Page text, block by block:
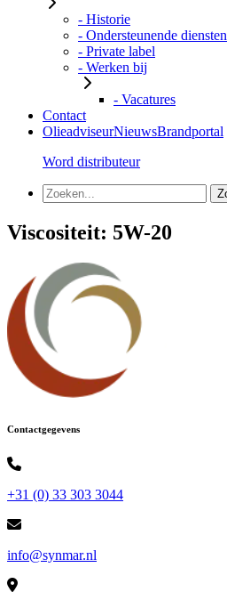
- Historie
- Ondersteunende diensten
- Private label
- Werken bij
- Vacatures
Contact
OlieadviseurNieuwsBrandportal
Word distributeur
Viscositeit: 5W-20
Contactgegevens
+31 (0) 33 303 3044
info@synmar.nl